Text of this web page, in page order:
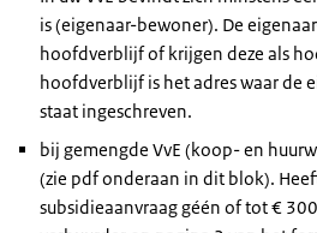
is (eigenaar-bewoner). De
hoofdverblijf of krijgen deze als
hoofdverblijf is het adres waar de
staat ingeschreven.
bij gemengde VvE (koop- en
(zie pdf onderaan in dit blok).
subsidieaanvraag géén of tot €